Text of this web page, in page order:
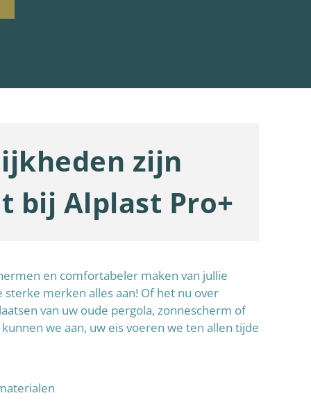
zijn
bij Alplast Pro+
en comfortabeler maken van jullie
merken alles aan! Of het nu over
van uw oude pergola, zonnescherm of
we aan, uw eis voeren we ten allen tijde